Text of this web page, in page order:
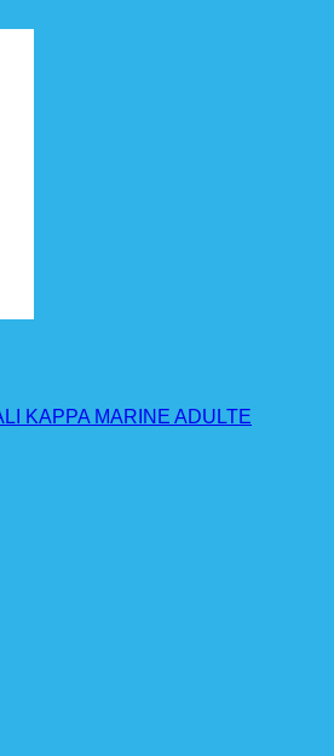
KAPPA MARINE ADULTE